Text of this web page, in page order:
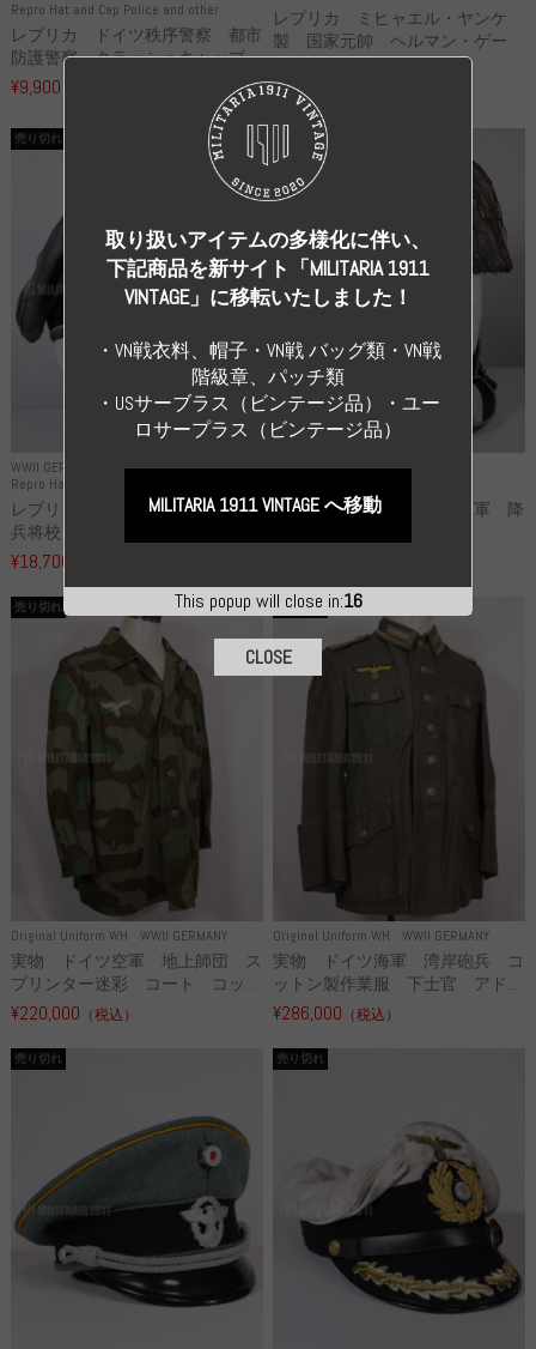
Repro Hat and Cap Police and other
レプリカ ドイツ秩序警察 都市
防護警察 クラッシュキャップ...
¥9,900
レプリカ ミヒャエル・ヤンケ
製 国家元帥 ヘルマン・ゲー
リ...
¥55,000
WWII GERMANY
Repro Hat and Cap SS and WSS
売り切れ
レプリカ 武装親衛隊 WSS 歩
兵将校 クラッシュキャップ ...
¥18,700
WWII GERMANY
売り切れ
高品質レプリカ ドイツ空軍 降
Original Uniform WH WWII GERMANY
売り切れ
実物 ドイツ空軍 地上師団 ス
プリンター迷彩 コート コッ...
¥220,000 （税込）
Original Uniform WH WWII GERMANY
売り切れ
実物 ドイツ海軍 湾岸砲兵 コ
ットン製作業服 下士官 アド...
¥286,000 （税込）
売り切れ 売り切れ
This popup will close in:15
取り扱いアイテムの多様化に伴い、
下記商品を新サイト「MILITARIA 1911
VINTAGE」に移転いたしました！
・VN戦衣料、帽子・VN戦 バッグ類・VN戦
階級章、パッチ類
・USサーブラス（ビンテージ品）・ユー
ロサープラス（ビンテージ品）
MILITARIA 1911 VINTAGE へ移動
CLOSE